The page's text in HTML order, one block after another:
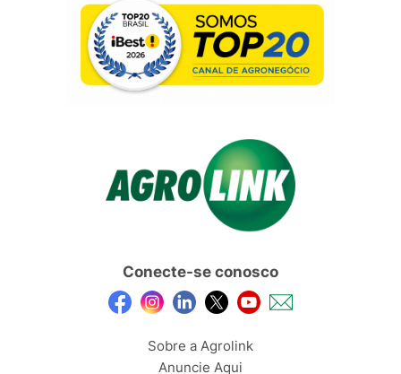
Conecte-se conosco
Sobre a Agrolink
Anuncie Aqui